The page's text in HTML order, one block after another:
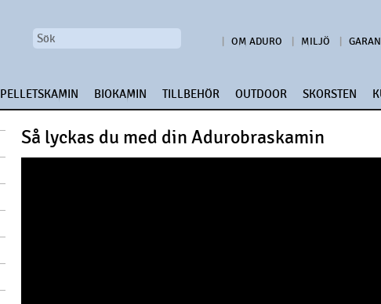
OM ADURO MILJÖ
PELLETSKAMIN BIOKAMIN TILLBEHÖR OUTDOOR SKORSTEN
Så lyckas du med din Adurobraskamin